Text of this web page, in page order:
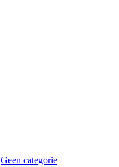
Geen categorie